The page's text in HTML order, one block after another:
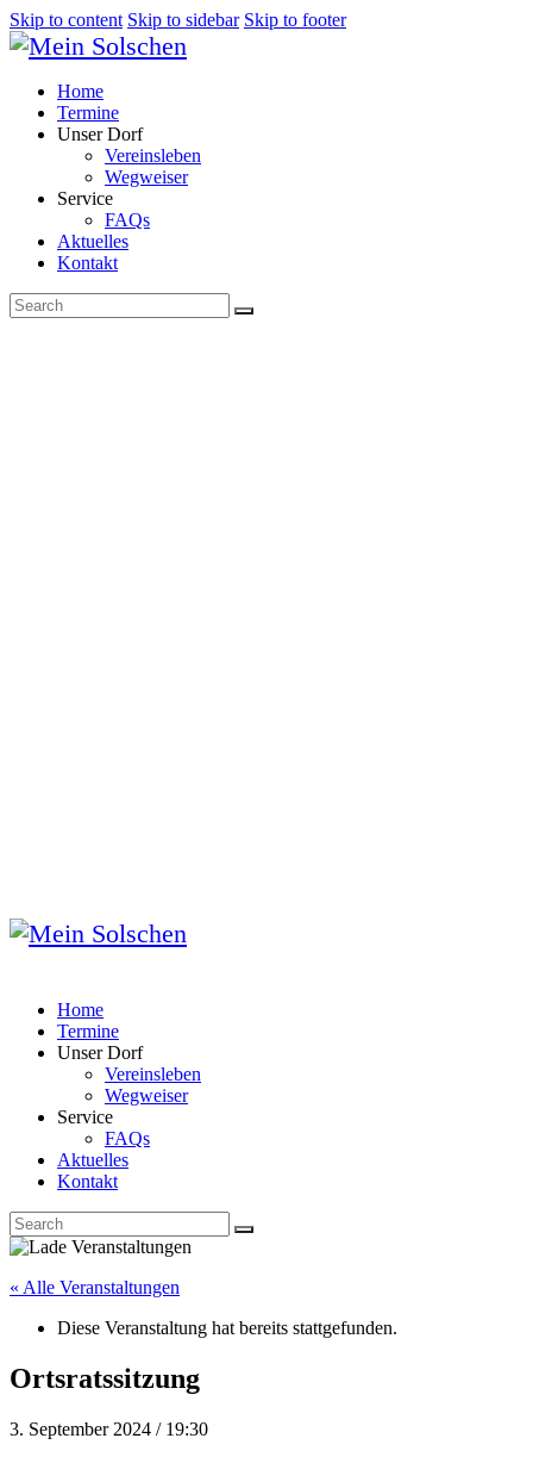
Skip to content Skip to sidebar Skip to footer
Home
Termine
Unser Dorf
Vereinsleben
Wegweiser
Service
FAQs
Aktuelles
Kontakt
Home
Termine
Unser Dorf
Vereinsleben
Wegweiser
Service
FAQs
Aktuelles
Kontakt
« Alle Veranstaltungen
Diese Veranstaltung hat bereits stattgefunden.
Ortsratssitzung
3. September 2024 / 19:30